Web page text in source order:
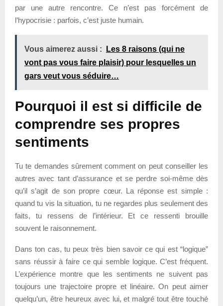
par une autre rencontre. Ce n’est pas forcément de
l’hypocrisie : parfois, c’est juste humain.
Vous aimerez aussi :
Les 8 raisons (qui ne
vont pas vous faire plaisir) pour lesquelles un
gars veut vous séduire…
Pourquoi il est si difficile de
comprendre ses propres
sentiments
Tu te demandes sûrement comment on peut conseiller les
autres avec tant d’assurance et se perdre soi-même dès
qu’il s’agit de son propre cœur. La réponse est simple :
quand tu vis la situation, tu ne regardes plus seulement des
faits, tu ressens de l’intérieur. Et ce ressenti brouille
souvent le raisonnement.
Dans ton cas, tu peux très bien savoir ce qui est “logique”
sans réussir à faire ce qui semble logique. C’est fréquent.
L’expérience montre que les sentiments ne suivent pas
toujours une trajectoire propre et linéaire. On peut aimer
quelqu’un, être heureux avec lui, et malgré tout être touché